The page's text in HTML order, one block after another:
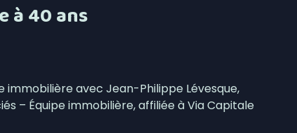
à 40 ans
immobilière avec Jean-Philippe Lévesque,
– Équipe immobilière, affiliée à Via Capitale